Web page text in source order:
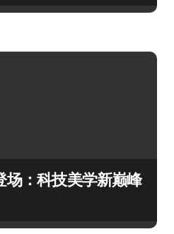
场：科技美学新巅峰